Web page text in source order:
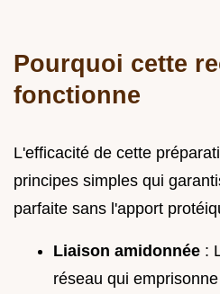
Pourquoi cette
fonctionne
L'efficacité de cette
principes simples qui
parfaite sans l'apport
Liaison amidonnée :
réseau qui